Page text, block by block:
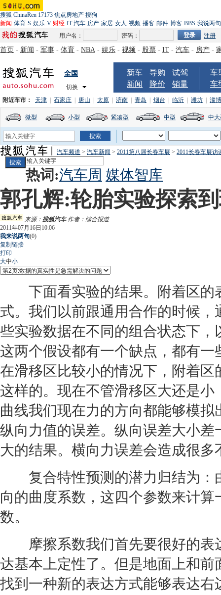
搜狐 ChinaRen 17173 焦点房地产 搜狗
新闻-体育-S-娱乐-V-财经-IT-汽车-房产-家居-女人-视频-播客-邮件-博客-BBS-我说两句
用户名：
密码： 注册
首页 - 新闻 - 军事 - 体育 - NBA - 娱乐 - 视频 - 股票 - IT - 汽车 - 房产 -
全国
切换
新车 导购
试驾
新闻
降价 销量
车
车
附近车市： 天津 石家庄 唐山 太原 济南 青岛 烟台 临沂 潍坊 淄博
微型 小型 紧凑型 中型 中
汽车频道 > 汽车新闻 > 2011第八届长春车展 > 2011长春车展访
热词:汽车周 媒体智库
郭孔辉:轮胎实验探索
来源： 搜狐汽车作者：综合报道
2011年07月16日10:06
我来说两句(0)
复制链接
打印
大中小
下面看实验的结果。附着区的
式。我们以前跟通用合作的时候，
些实验数据在不同的组合状态下
这两个假设都有一个缺点，都有
在滑移区比较小的情况下，附着
这样的。现在不管滑移区大还是
曲线我们现在力的方向都能够模
纵向力值的误差。纵向误差大小
大的结果。横向力误差会造成很多
复合特性预测的潜力归结为：
向的曲度系数，这四个参数来计
数。
摩擦系数我们首先要很好的表
达基本上定性了。但是地面上和
找到一种新的表达方式能够表达